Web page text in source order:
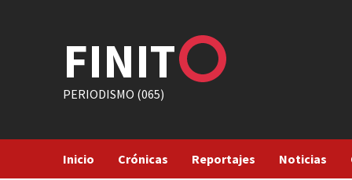
FINIT
PERIODISMO (065)
Inicio Crónicas Reportajes Noticias